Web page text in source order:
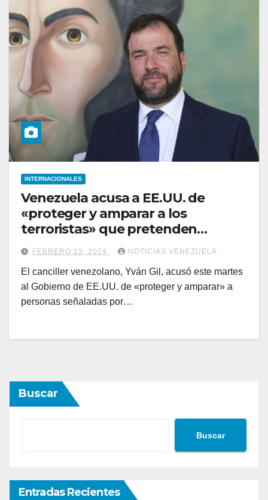
INTERNACIONALES
Venezuela acusa a EE.UU. de
«proteger y amparar a los
terroristas» que pretenden
deponer al Gobierno
FEBRERO 13, 2024 NOTICIAS VENEZUELA
El canciller venezolano, Yván Gil, acusó este martes
al Gobierno de EE.UU. de «proteger y amparar» a
personas señaladas por…
Buscar
Buscar
Entradas Recientes